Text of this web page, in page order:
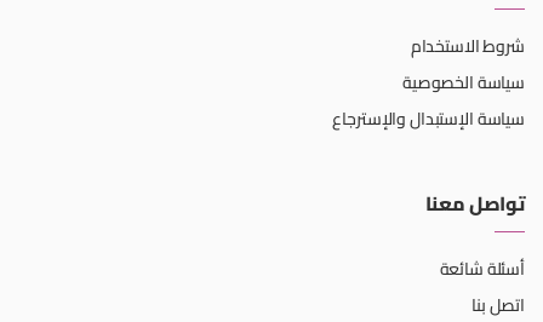
شروط الاستخدام
سياسة الخصوصية
سياسة الإستبدال والإسترجاع
تواصل معنا
أسئلة شائعة
اتصل بنا